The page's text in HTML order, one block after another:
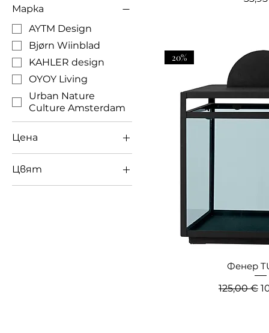
Марка
AYTM Design
Bjørn Wiinblad
KAHLER design
OYOY Living
Urban Nature
Culture Amsterdam
Цена
25 € 108 €
Цвят
20%
Фенер
Редовна
125,00 €